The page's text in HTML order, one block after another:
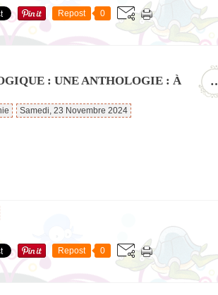
Repost 0
…
: UNE ANTHOLOGIE : À
Samedi, 23 Novembre 2024
Repost 0